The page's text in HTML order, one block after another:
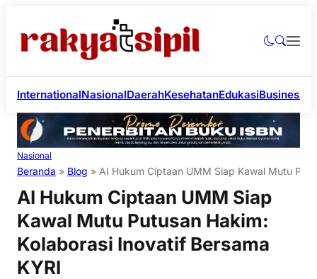
InternationalNasionalDaerahKesehatanEdukasiBusiness
Nasional
Beranda » Blog » AI Hukum Ciptaan UMM Siap Kawal Mutu
AI Hukum Ciptaan UMM Siap
Kawal Mutu Putusan Hakim:
Kolaborasi Inovatif Bersama
KYRI